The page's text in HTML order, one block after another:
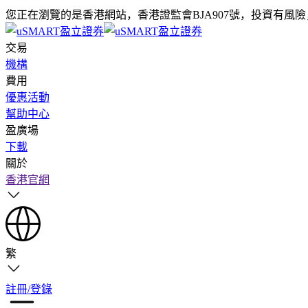
您正在瀏覽的是香港網站，香港證監會BJA907號，投資有風
交易
機構
費用
優惠活動
幫助中心
盈廣場
下載
關於
香港官網
繁
註冊/登錄